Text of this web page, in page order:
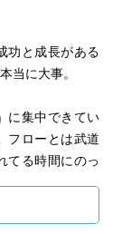
功と成長がある
当に大事。
に集中できてい
フローとは武道
てる時間にのっ
今抱いてる感情
取り出すとその